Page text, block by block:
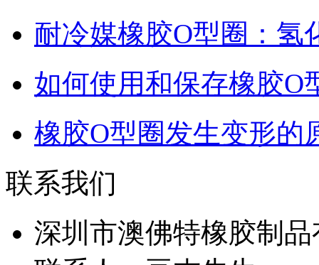
耐冷媒橡胶O型圈：
如何使用和保存橡胶O
橡胶O型圈发生变形
联系我们
深圳市澳佛特橡胶制